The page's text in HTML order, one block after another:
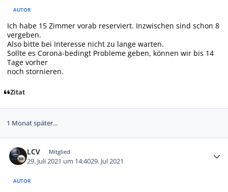
AUTOR
Ich habe 15 Zimmer vorab reserviert. Inzwischen sind schon 8
vergeben.
Also bitte bei Interesse nicht zu lange warten.
Sollte es Corona-bedingt Probleme geben, können wir bis 14
Tage vorher
noch stornieren.
Zitat
1 Monat später...
LCV Mitglied
29. Juli 2021 um 14:4029. Jul 2021
AUTOR